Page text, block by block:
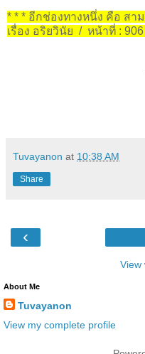
* * * อีกช่องทางหนึ่ง คือ สา
เรื่อง อริยวินัย / หน้าที่ : 906
Tuvayanon at 10:38 AM
Share
‹
View
About Me
Tuvayanon
View my complete profile